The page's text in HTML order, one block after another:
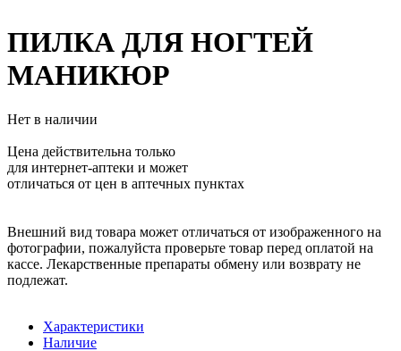
ПИЛКА ДЛЯ НОГТЕЙ
МАНИКЮР
Нет в наличии
Цена действительна только
для интернет-аптеки и может
отличаться от цен в аптечных пунктах
Внешний вид товара может отличаться от изображенного на
фотографии, пожалуйста проверьте товар перед оплатой на
кассе. Лекарственные препараты обмену или возврату не
подлежат.
Характеристики
Наличие